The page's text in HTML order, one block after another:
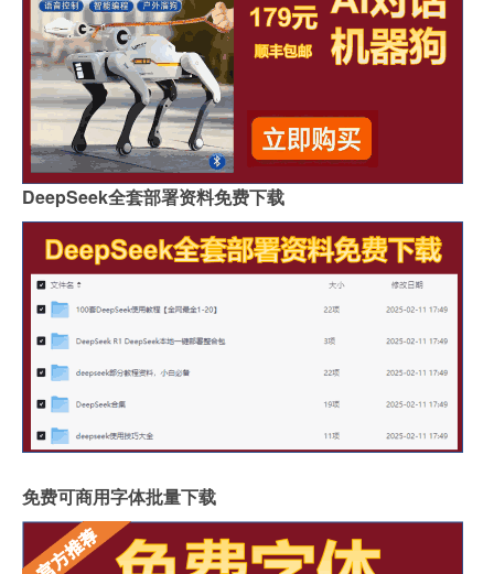
DeepSeek全套部署资料免费下载
免费可商用字体批量下载